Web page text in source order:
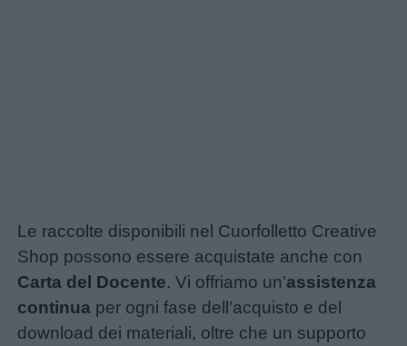
Le raccolte disponibili nel Cuorfolletto Creative
Shop possono essere acquistate anche con
Carta del Docente. Vi offriamo un’assistenza
continua per ogni fase dell’acquisto e del
download dei materiali, oltre che un supporto